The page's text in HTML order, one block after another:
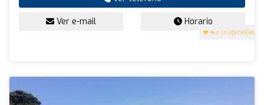
4.7 (3 opiniones)
Ver e-mail Horario